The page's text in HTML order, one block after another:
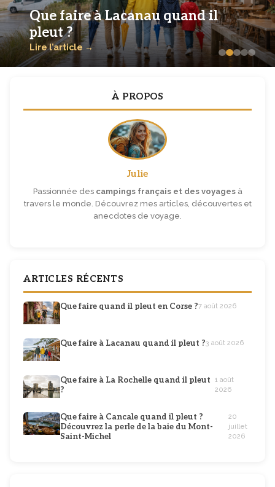
Que faire à Lacanau quand il
pleut ?
Lire l’article →
À PROPOS
Julie
Passionnée des campings français et des voyagesà
travers le monde. Découvrez mes articles, découvertes et
anecdotes de voyage.
ARTICLES RÉCENTS
Que faire quand il pleut en Corse ?7 août 2026
Que faire à Lacanau quand il pleut ?3 août 2026
Que faire à La Rochelle quand il pleut
?
1 août
2026
Que faire à Cancale quand il pleut ?
Découvrez la perle de la baie du Mont-
Saint-Michel
20
juillet
2026